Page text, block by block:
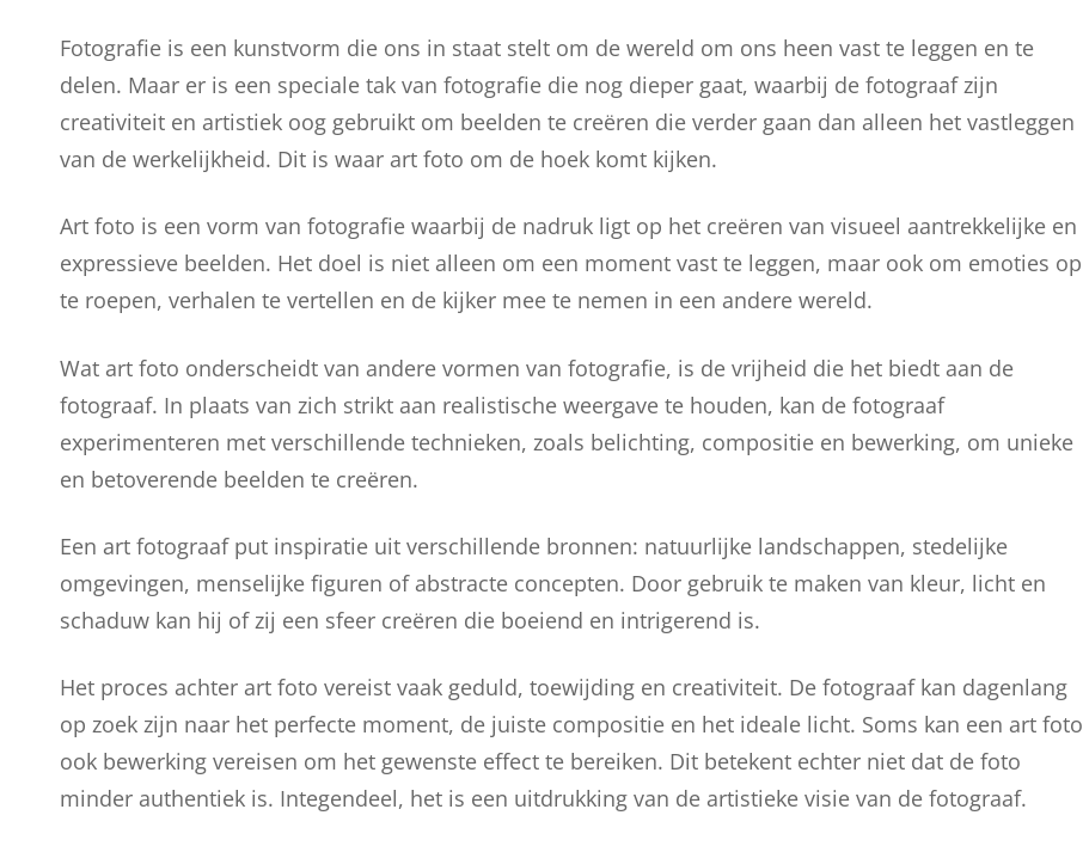
Fotografie is een kunstvorm die ons in staat stelt om de wereld om ons heen vast te leggen en te
delen. Maar er is een speciale tak van fotografie die nog dieper gaat, waarbij de fotograaf zijn
creativiteit en artistiek oog gebruikt om beelden te creëren die verder gaan dan alleen het vastleggen
van de werkelijkheid. Dit is waar art foto om de hoek komt kijken.
Art foto is een vorm van fotografie waarbij de nadruk ligt op het creëren van visueel aantrekkelijke en
expressieve beelden. Het doel is niet alleen om een moment vast te leggen, maar ook om emoties op
te roepen, verhalen te vertellen en de kijker mee te nemen in een andere wereld.
Wat art foto onderscheidt van andere vormen van fotografie, is de vrijheid die het biedt aan de
fotograaf. In plaats van zich strikt aan realistische weergave te houden, kan de fotograaf
experimenteren met verschillende technieken, zoals belichting, compositie en bewerking, om unieke
en betoverende beelden te creëren.
Een art fotograaf put inspiratie uit verschillende bronnen: natuurlijke landschappen, stedelijke
omgevingen, menselijke figuren of abstracte concepten. Door gebruik te maken van kleur, licht en
schaduw kan hij of zij een sfeer creëren die boeiend en intrigerend is.
Het proces achter art foto vereist vaak geduld, toewijding en creativiteit. De fotograaf kan dagenlang
op zoek zijn naar het perfecte moment, de juiste compositie en het ideale licht. Soms kan een art foto
ook bewerking vereisen om het gewenste effect te bereiken. Dit betekent echter niet dat de foto
minder authentiek is. Integendeel, het is een uitdrukking van de artistieke visie van de fotograaf.